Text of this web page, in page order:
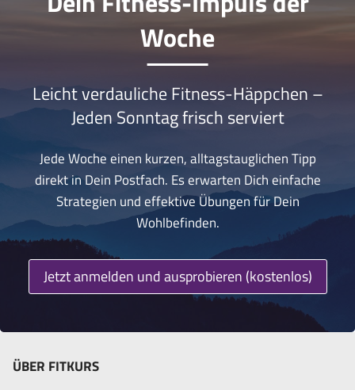
Woche
Leicht verdauliche Fitness-Häppchen –
Jeden Sonntag frisch serviert
Jede Woche einen kurzen, alltagstauglichen Tipp
direkt in Dein Postfach. Es erwarten Dich einfache
Strategien und effektive Übungen für Dein
Wohlbefinden.
Jetzt anmelden und ausprobieren (kostenlos)
ÜBER FITKURS